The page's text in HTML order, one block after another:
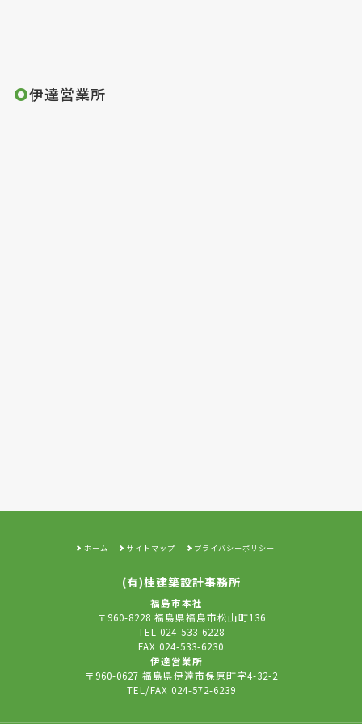
伊達営業所
ホーム サイトマップ プライバシーポリシー
(有)桂建築設計事務所
福島市本社
〒960-8228 福島県福島市松山町136
TEL 024-533-6228
FAX 024-533-6230
伊達営業所
〒960-0627 福島県伊達市保原町字4-32-2
TEL/FAX 024-572-6239